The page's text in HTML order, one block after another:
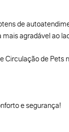
de
agradável ao
Circulação de Pets
e segurança!